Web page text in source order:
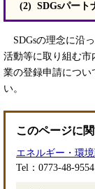
(2) SDGsパート
SDGsの理念に沿
活動等に取り組む
業の登録申請につい
い。
このページに
エネルギー・環
Tel：0773-48-9554